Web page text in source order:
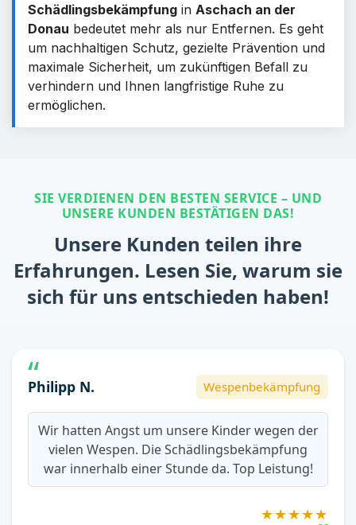
Schädlingsbekämpfung in Aschach an der
Donau bedeutet mehr als nur Entfernen. Es geht
um nachhaltigen Schutz, gezielte Prävention und
maximale Sicherheit, um zukünftigen Befall zu
verhindern und Ihnen langfristige Ruhe zu
ermöglichen.
SIE VERDIENEN DEN BESTEN SERVICE – UND
UNSERE KUNDEN BESTÄTIGEN DAS!
Unsere Kunden teilen ihre
Erfahrungen. Lesen Sie, warum sie
sich für uns entschieden haben!
Philipp N. Wespenbekämpfung
Wir hatten Angst um unsere Kinder wegen der
vielen Wespen. Die Schädlingsbekämpfung
war innerhalb einer Stunde da. Top Leistung!
★★★★★